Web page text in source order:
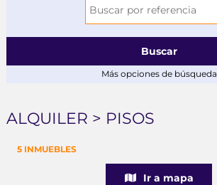
Buscar
Más opciones de búsqueda
ALQUILER > PISOS
5 INMUEBLES
Ir a mapa